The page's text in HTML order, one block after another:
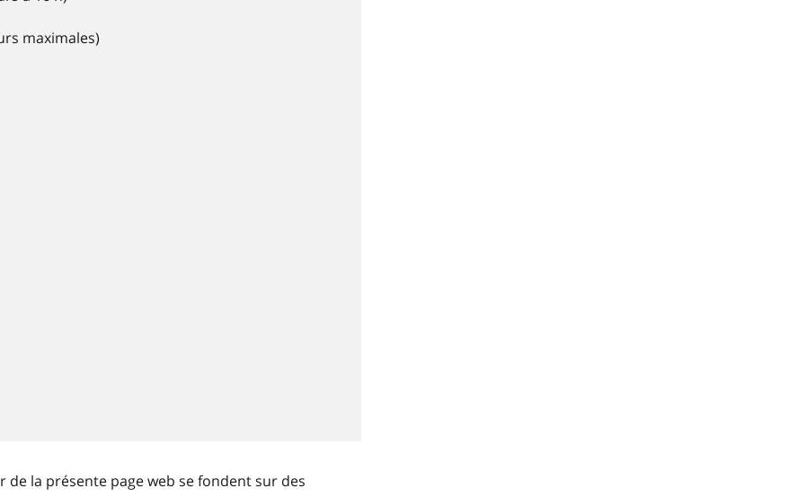
maximales)
de la présente page web se fondent sur des